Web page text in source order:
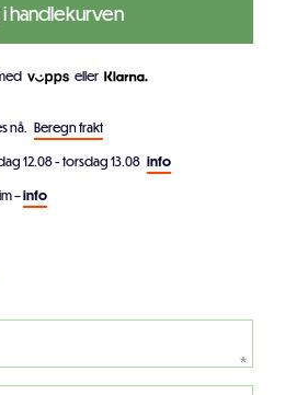
handlekurven
eller
nå. Beregn frakt
12.08 - torsdag 13.08 info
–info
*